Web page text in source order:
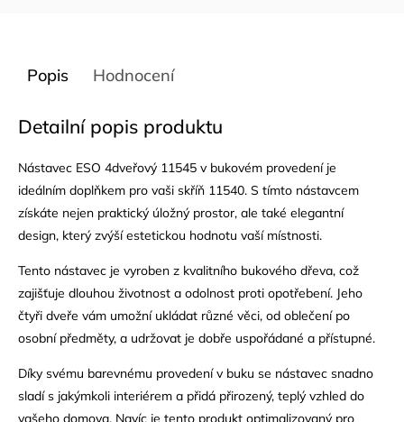
Popis Hodnocení
Detailní popis produktu
Nástavec ESO 4dveřový 11545 v bukovém provedení je
ideálním doplňkem pro vaši skříň 11540. S tímto nástavcem
získáte nejen praktický úložný prostor, ale také elegantní
design, který zvýší estetickou hodnotu vaší místnosti.
Tento nástavec je vyroben z kvalitního bukového dřeva, což
zajišťuje dlouhou životnost a odolnost proti opotřebení. Jeho
čtyři dveře vám umožní ukládat různé věci, od oblečení po
osobní předměty, a udržovat je dobře uspořádané a přístupné.
Díky svému barevnému provedení v buku se nástavec snadno
sladí s jakýmkoli interiérem a přidá přirozený, teplý vzhled do